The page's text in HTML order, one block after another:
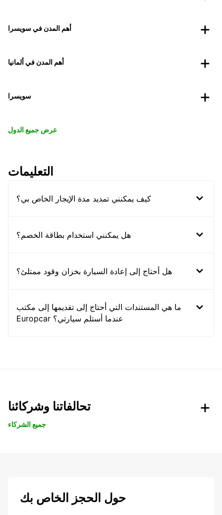
أهم المدن في سويسرا
أهم المدن في ألمانيا
سويسرا
عرض جميع الدول
التعليمات
كيف يمكنني تمديد مدة الإيجار الخاص بي؟
هل يمكنني استخدام بطاقة الخصم؟
هل أحتاج إلى إعادة السيارة بخزان وقود ممتلئ؟
ما هي المستندات التي أحتاج إلى تقديمها إلى مكتب
Europcar عندما أستلم سيارتي؟
تحالفاتنا وشركائنا
جميع الشركاء
حول الحجز الخاص بك